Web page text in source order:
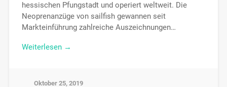
hessischen Pfungstadt und operiert weltweit. Die
Neoprenanzüge von sailfish gewannen seit
Markteinführung zahlreiche Auszeichnungen…
Weiterlesen →
Oktober 25, 2019